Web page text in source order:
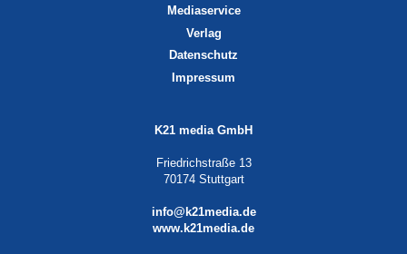
Mediaservice
Verlag
Datenschutz
Impressum
K21 media GmbH
Friedrichstraße 13
70174 Stuttgart
info@k21media.de
www.k21media.de